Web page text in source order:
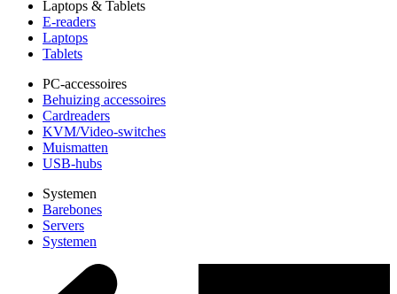
Laptops & Tablets
E-readers
Laptops
Tablets
PC-accessoires
Behuizing accessoires
Cardreaders
KVM/Video-switches
Muismatten
USB-hubs
Systemen
Barebones
Servers
Systemen